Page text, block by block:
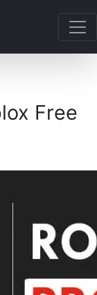
Free